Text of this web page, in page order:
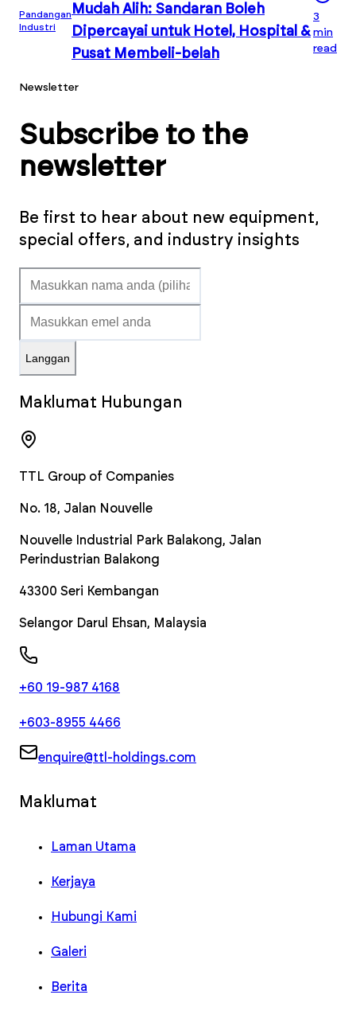
Pandangan
Industri
Mudah Alih: Sandaran Boleh
Dipercayai untuk Hotel, Hospital &
Pusat Membeli-belah
3
min
read
Newsletter
Subscribe to the
newsletter
Be first to hear about new equipment,
special offers, and industry insights
Langgan
Maklumat Hubungan
TTL Group of Companies
No. 18, Jalan Nouvelle
Nouvelle Industrial Park Balakong, Jalan
Perindustrian Balakong
43300 Seri Kembangan
Selangor Darul Ehsan, Malaysia
+60 19-987 4168
+603-8955 4466
enquire@ttl-holdings.com
Maklumat
Laman Utama
Kerjaya
Hubungi Kami
Galeri
Berita